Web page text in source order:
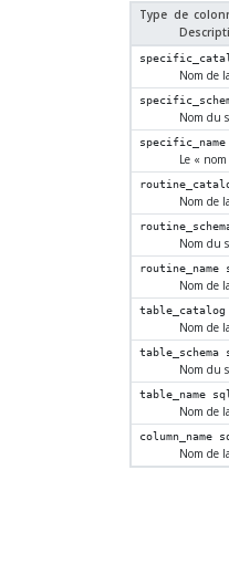
Type de
Nom de
Nom du
specific_name
Le «
Nom de
Nom du
routine_name
Nom de
table_catalog
Nom de
table_schema
Nom du
table_name
Nom de
column_name
Nom de